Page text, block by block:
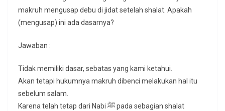
makruh mengusap debu di jidat setelah shalat. Apakah
(mengusap) ini ada dasarnya?
Jawaban :
Tidak memiliki dasar, sebatas yang kami ketahui.
Akan tetapi hukumnya makruh dibenci melakukan hal itu
sebelum salam.
Karena telah tetap dari Nabi ﷺ pada sebagian shalat